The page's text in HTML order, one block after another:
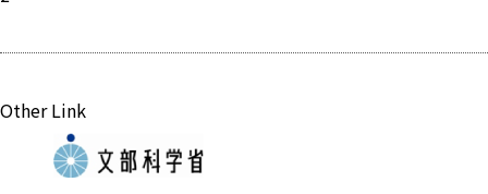
Other Link